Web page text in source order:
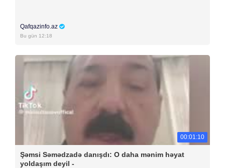
Qafqazinfo.az
Bu gün 12:18
00:01:10
Şəmsi Səmədzadə danışdı: O daha mənim həyat
yoldaşım deyil -